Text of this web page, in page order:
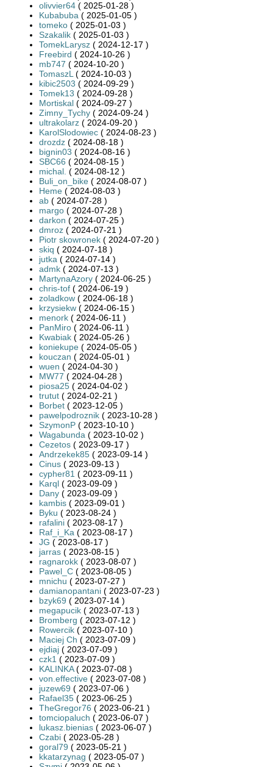
olivvier64 ( 2025-01-28 )
Kubabuba ( 2025-01-05 )
tomeko ( 2025-01-03 )
Szakalik ( 2025-01-03 )
TomekLarysz ( 2024-12-17 )
Freebird ( 2024-10-26 )
mb747 ( 2024-10-20 )
TomaszL ( 2024-10-03 )
kibic2503 ( 2024-09-29 )
Tomek13 ( 2024-09-28 )
Mortiskal ( 2024-09-27 )
Zimny_Tychy ( 2024-09-24 )
ultrakolarz ( 2024-09-20 )
KarolSlodowiec ( 2024-08-23 )
drozdz ( 2024-08-18 )
bignin03 ( 2024-08-16 )
SBC66 ( 2024-08-15 )
michal. ( 2024-08-12 )
Buli_on_bike ( 2024-08-07 )
Heme ( 2024-08-03 )
ab ( 2024-07-28 )
margo ( 2024-07-28 )
darkon ( 2024-07-25 )
dmroz ( 2024-07-21 )
Piotr skowronek ( 2024-07-20 )
skiq ( 2024-07-18 )
jutka ( 2024-07-14 )
admk ( 2024-07-13 )
MartynaAzory ( 2024-06-25 )
chris-tof ( 2024-06-19 )
zoladkow ( 2024-06-18 )
krzysiekw ( 2024-06-15 )
menork ( 2024-06-11 )
PanMiro ( 2024-06-11 )
Kwabiak ( 2024-05-26 )
koniekupe ( 2024-05-05 )
kouczan ( 2024-05-01 )
wuen ( 2024-04-30 )
MW77 ( 2024-04-28 )
piosa25 ( 2024-04-02 )
trutut ( 2024-02-21 )
Borbet ( 2023-12-05 )
pawelpodroznik ( 2023-10-28 )
SzymonP ( 2023-10-10 )
Wagabunda ( 2023-10-02 )
Cezetos ( 2023-09-17 )
Andrzekek85 ( 2023-09-14 )
Cinus ( 2023-09-13 )
cypher81 ( 2023-09-11 )
Karql ( 2023-09-09 )
Dany ( 2023-09-09 )
kambis ( 2023-09-01 )
Byku ( 2023-08-24 )
rafalini ( 2023-08-17 )
Raf_i_Ka ( 2023-08-17 )
JG ( 2023-08-17 )
jarras ( 2023-08-15 )
ragnarokk ( 2023-08-07 )
Pawel_C ( 2023-08-05 )
mnichu ( 2023-07-27 )
damianopantani ( 2023-07-23 )
bzyk69 ( 2023-07-14 )
megapucik ( 2023-07-13 )
Bromberg ( 2023-07-12 )
Rowercik ( 2023-07-10 )
Maciej Ch ( 2023-07-09 )
ejdiaj ( 2023-07-09 )
czk1 ( 2023-07-09 )
KALINKA( 2023-07-08 )
von.effective ( 2023-07-08 )
juzew69 ( 2023-07-06 )
Rafael35 ( 2023-06-25 )
TheGregor76 ( 2023-06-21 )
tomciopaluch ( 2023-06-07 )
lukasz.bienias ( 2023-06-07 )
Czabi ( 2023-05-28 )
goral79 ( 2023-05-21 )
kkatarzynag ( 2023-05-07 )